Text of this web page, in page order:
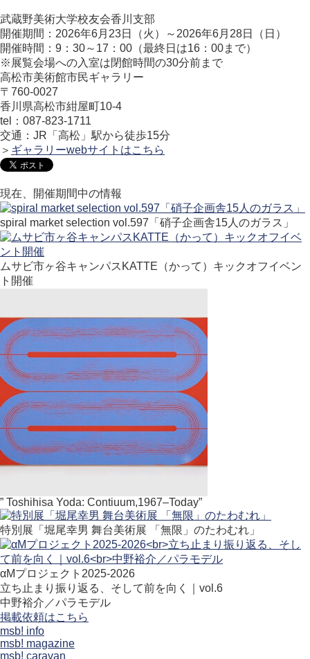
武蔵野美術大学校友会香川支部
開催期間：2026年6月23日（火）～2026年6月28日（日）
開催時間：9：30～17：00（最終日は16：00まで）
※展覧会場への入室は閉館時間の30分前まで
高松市美術館市民ギャラリー
〒760-0027
香川県高松市紺屋町10-4
tel：087-823-1711
交通：JR「高松」駅から徒歩15分
＞ ギャラリーwebサイトはこちら
現在、開催期間中の情報
spiral market selection vol.597「硝子企画舎15人のガラス」
ムサビ市ヶ谷キャンパスKATTE（かって）キックオフイベン
ト開催
” Toshihisa Yoda: Contiuum,1967–Today”
特別展「堀尾幸男 舞台美術展 「無限」のたわむれ」
αMプロジェクト2025-2026
立ち止まり振り返る、そして前を向く｜vol.6
中野裕介／パラモデル
掲載依頼はこちら
msb! info
msb! magazine
msb! caravan